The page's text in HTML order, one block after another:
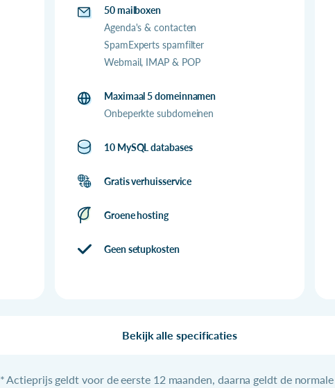
50 mailboxen
Agenda's & contacten
SpamExperts spamfilter
Webmail, IMAP & POP
Maximaal 5 domeinnamen
Onbeperkte subdomeinen
10 MySQL databases
Gratis verhuisservice
Groene hosting
Geen setupkosten
Bekijk alle specificaties
* Actieprijs geldt voor de eerste 12 maanden, daarna geldt de normale